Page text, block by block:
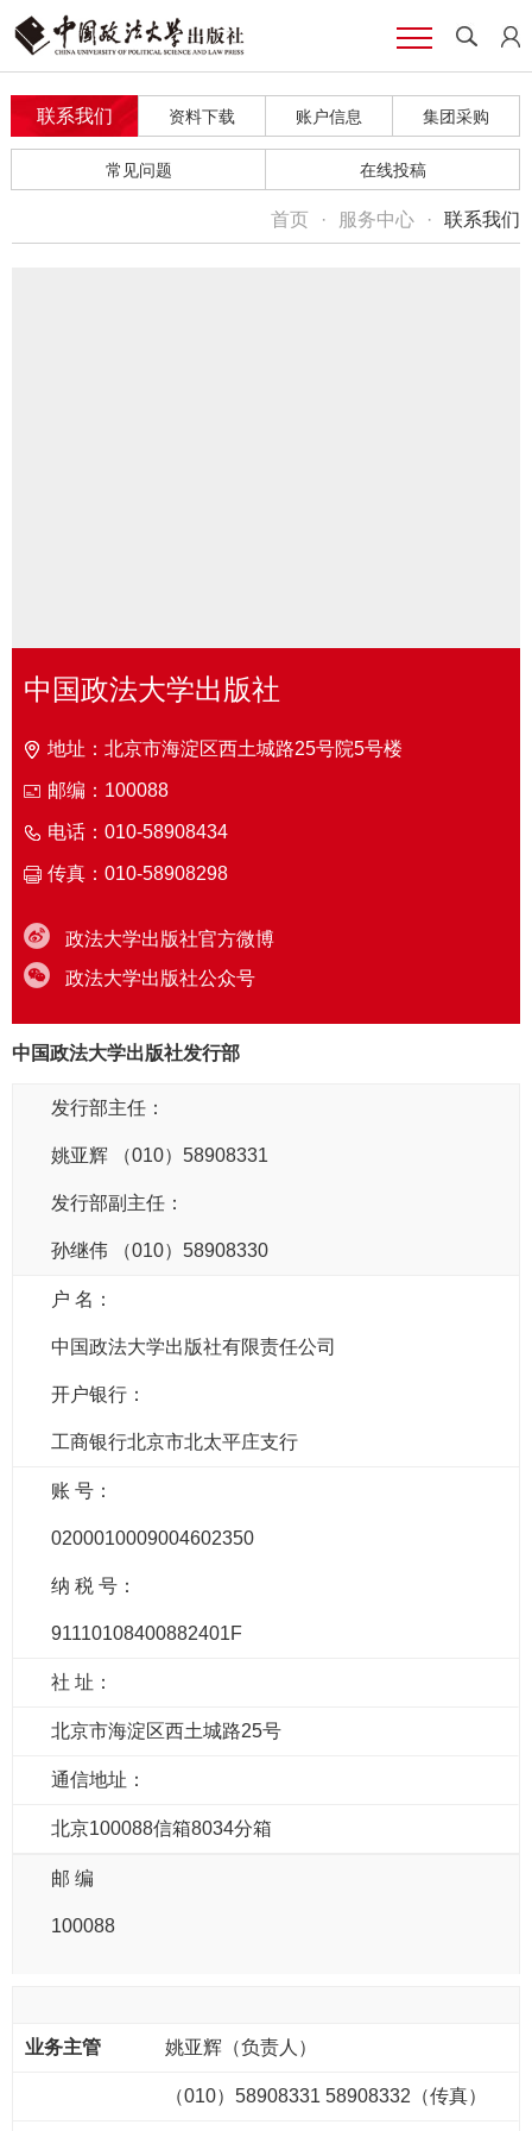
联系我们 资料下载 账户信息 集团采购
常见问题 在线投稿
首页 · 服务中心 · 联系我们
中国政法大学出版社
地址：北京市海淀区西土城路25号院5号楼
邮编：100088
电话：010-58908434
传真：010-58908298
政法大学出版社官方微博
政法大学出版社公众号
中国政法大学出版社发行部
发行部主任：
姚亚辉 （010） 58908331
发行部副主任：
孙继伟 （010）58908330
户 名：
中国政法大学出版社有限责任公司
开户银行：
工商银行北京市北太平庄支行
账 号：
0200010009004602350
纳 税 号：
91110108400882401F
社 址：
北京市海淀区西土城路25号
通信地址：
北京100088信箱8034分箱
邮 编
100088
姚亚辉（负责人）
（010）58908331 58908332（传真）